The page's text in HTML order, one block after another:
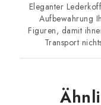
Eleganter
Aufbewahrung
Figuren, damit
Transport